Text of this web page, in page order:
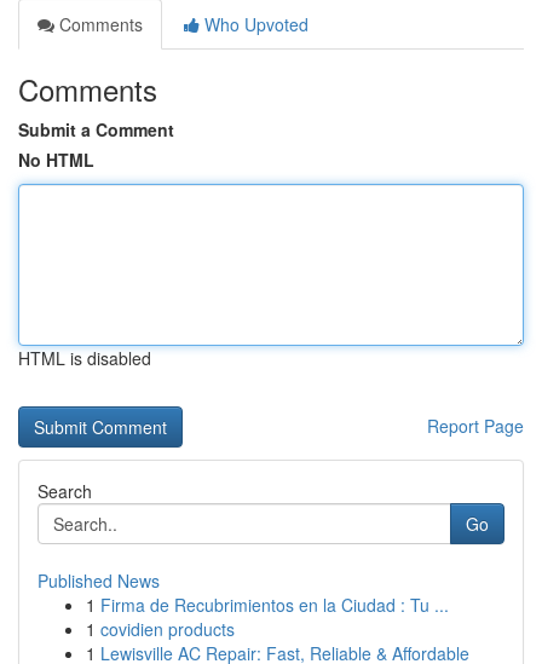
Comments
Who Upvoted
Comments
Submit a Comment
No HTML
HTML is disabled
Report Page
Search
Go
Published News
1 Firma de Recubrimientos en la Ciudad : Tu ...
1 covidien products
1 Lewisville AC Repair: Fast, Reliable & Affordable